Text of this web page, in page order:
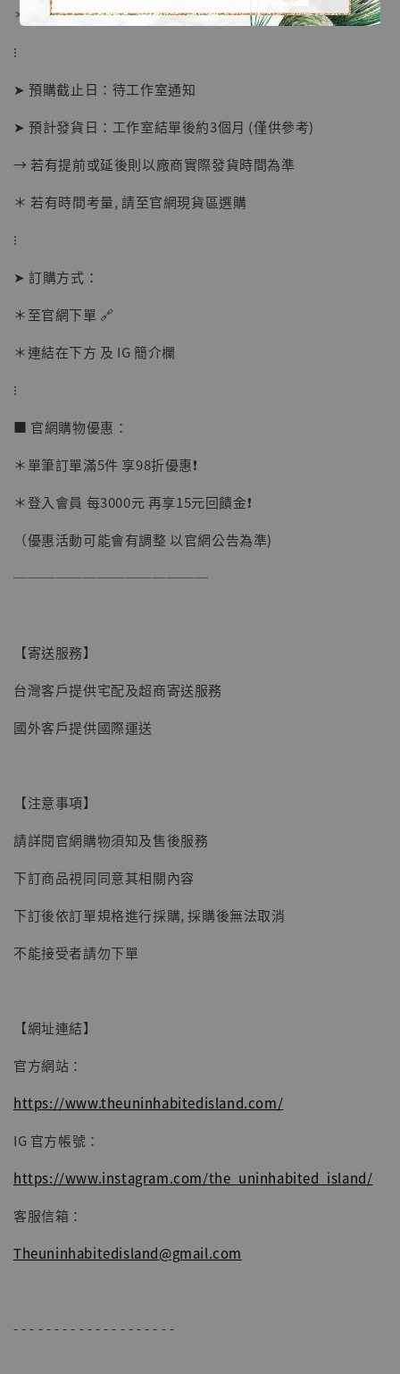
【店內現貨】海賊王 系列蒐藏雕像 布魯克達
NT$ 4,980
NT$ 5,300
＊ 國際運費另計
⁝
➤ 預購截止日：待工作室通知
➤ 預計發貨日：工作室結單後約3個月 (僅供參考)
→ 若有提前或延後則以廠商實際發貨時間為準
＊ 若有時間考量, 請至官網現貨區選購
⁝
➤ 訂購方式：
＊至官網下單 🔗
＊連結在下方 及 IG 簡介欄
⁝
■ 官網購物優惠：
＊單筆訂單滿5件 享98折優惠❗️
＊登入會員 每3000元 再享15元回饋金❗️
（優惠活動可能會有調整 以官網公告為準)
──────────────
【寄送服務】
台灣客戶提供宅配及超商寄送服務
國外客戶提供國際運送
【注意事項】
請詳閱官網購物須知及售後服務
下訂商品視同同意其相關內容
下訂後依訂單規格進行採購, 採購後無法取消
不能接受者請勿下單
【網址連結】
官方網站：
https://www.theuninhabitedisland.com/
IG 官方帳號：
https://www.instagram.com/the_uninhabited_island/
客服信箱：
Theuninhabitedisland@gmail.com
- - - - - - - - - - - - - - - - - - - -